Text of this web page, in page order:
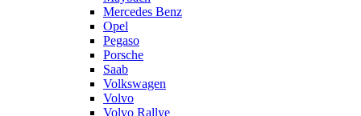
Mercedes Benz
Opel
Pegaso
Porsche
Saab
Volkswagen
Volvo
Volvo Rallye